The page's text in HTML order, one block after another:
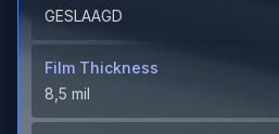
GESLAAGD
Film Thickness
8,5 mil